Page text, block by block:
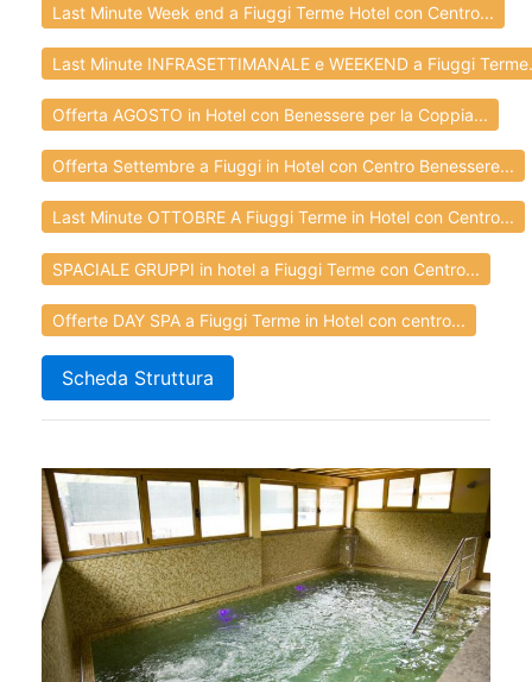
Last Minute Week end a Fiuggi Terme Hotel con Centro...
Last Minute INFRASETTIMANALE e WEEKEND a Fiuggi
Offerta AGOSTO in Hotel con Benessere per la Coppia...
Offerta Settembre a Fiuggi in Hotel con Centro Benessere...
Last Minute OTTOBRE A Fiuggi Terme in Hotel con Centro...
SPACIALE GRUPPI in hotel a Fiuggi Terme con Centro...
Offerte DAY SPA a Fiuggi Terme in Hotel con centro...
Scheda Struttura